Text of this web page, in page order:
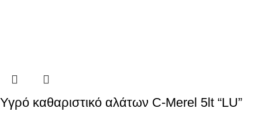
Υγρό καθαριστικό αλάτων C-Μerel 5lt “LU”